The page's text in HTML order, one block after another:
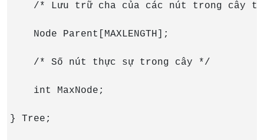
/* Lưu trữ cha của các nút trong cây
    Node Parent[MAXLENGTH];
    /* Số nút thực sự trong cây */
    int MaxNode;
} Tree;